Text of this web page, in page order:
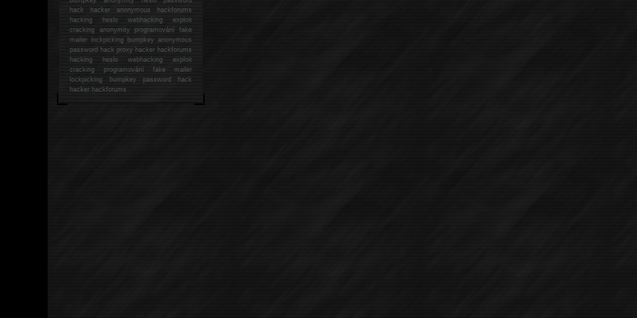
hackhacker anonymous hackforums
hackingheslo webhacking exploit
cracking anonymity programování fake
mailer lockpicking bumpkey anonymous
password hack proxy hacker hackforums
hacking heslo webhacking exploit
cracking programování fake mailer
lockpicking bumpkey password hack
hackerhackforums